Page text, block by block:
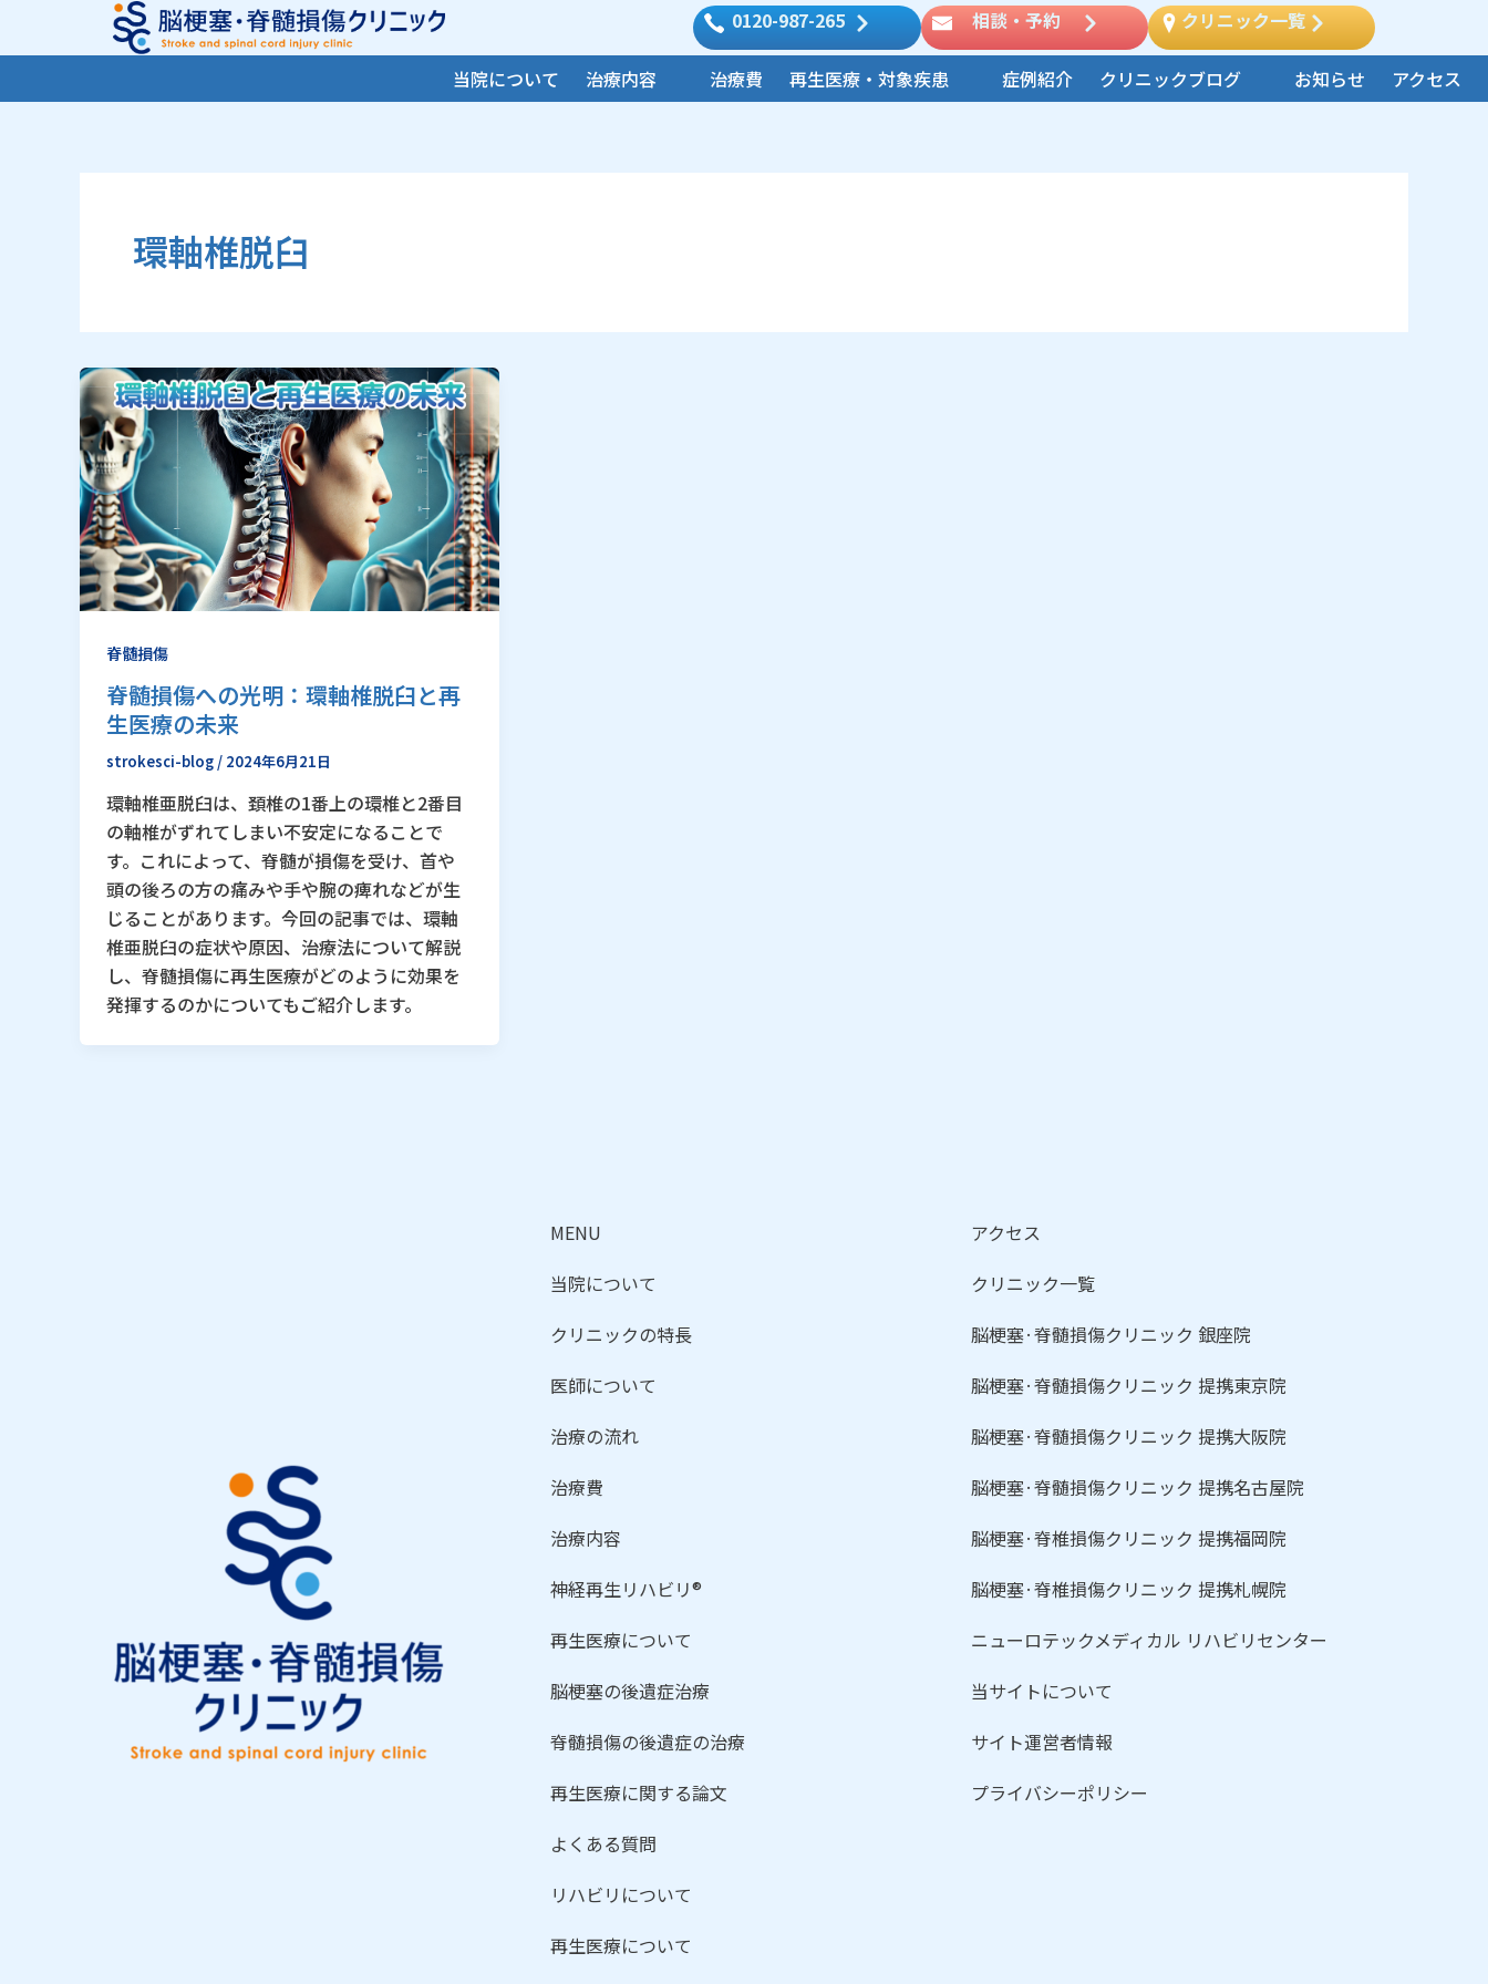
ス
0120-987-265 相談・予約 クリニック一覧
当院について 治療内容 治療費 再生医療・対象疾患 症例紹介 クリニックブログ お知らせ アクセス
環軸椎脱臼
脊髄損傷
脊髄損傷への光明：環軸椎脱臼と再
生医療の未来
strokesci-blog / 2024年6月21日
環軸椎亜脱臼は、頚椎の1番上の環椎と2番目
の軸椎がずれてしまい不安定になることで
す。これによって、脊髄が損傷を受け、首や
頭の後ろの方の痛みや手や腕の痺れなどが生
じることがあります。今回の記事では、環軸
椎亜脱臼の症状や原因、治療法について解説
し、脊髄損傷に再生医療がどのように効果を
発揮するのかについてもご紹介します。
MENU
当院について
クリニックの特長
医師について
治療の流れ
治療費
治療内容
神経再生リハビリ®
再生医療について
脳梗塞の後遺症治療
脊髄損傷の後遺症の治療
再生医療に関する論文
よくある質問
リハビリについて
再生医療について
アクセス
クリニック一覧
脳梗塞·脊髄損傷クリニック 銀座院
脳梗塞·脊髄損傷クリニック 提携東京院
脳梗塞·脊髄損傷クリニック 提携大阪院
脳梗塞·脊髄損傷クリニック 提携名古屋院
脳梗塞·脊椎損傷クリニック 提携福岡院
脳梗塞·脊椎損傷クリニック 提携札幌院
ニューロテックメディカル リハビリセンター
当サイトについて
サイト運営者情報
プライバシーポリシー